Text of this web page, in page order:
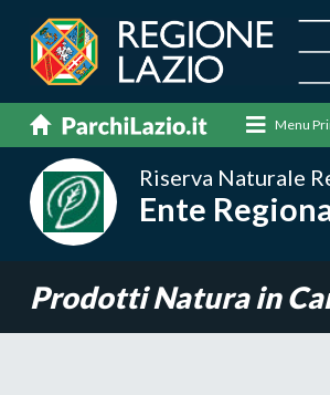
Menu
Riserva Naturale
Ente
Prodotti Natura in